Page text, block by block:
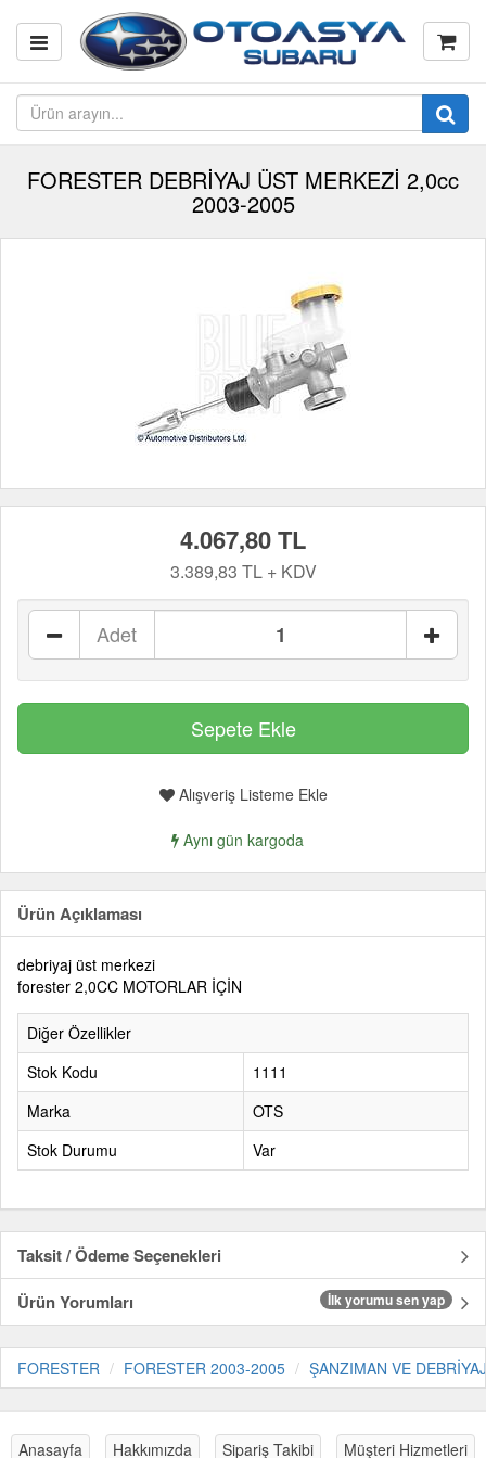
FORESTER DEBRİYAJ ÜST MERKEZİ 2,0cc
2003-2005
4.067,80 TL
3.389,83 TL + KDV
Adet
Alışveriş Listeme Ekle
Aynı gün kargoda
Ürün Açıklaması
debriyaj üst merkezi
forester 2,0CC MOTORLAR İÇİN
Diğer Özellikler
Stok Kodu
1111
Marka
OTS
Stok Durumu
Var
Taksit / Ödeme Seçenekleri
Ürün Yorumları
İlk yorumu sen yap
FORESTER FORESTER 2003-2005 ŞANZIMAN VE DEBRİYAJ
Anasayfa Hakkımızda Sipariş Takibi Müşteri Hizmetleri